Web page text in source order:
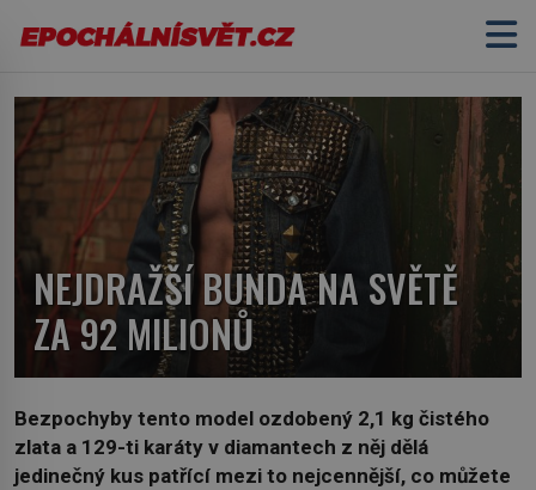
NEJDRAŽŠÍ BUNDA NA SVĚTĚ
ZA 92 MILIONŮ
Bezpochyby tento model ozdobený 2,1 kg čistého
zlata a 129-ti karáty v diamantech z něj dělá
jedinečný kus patřící mezi to nejcennější, co můžete